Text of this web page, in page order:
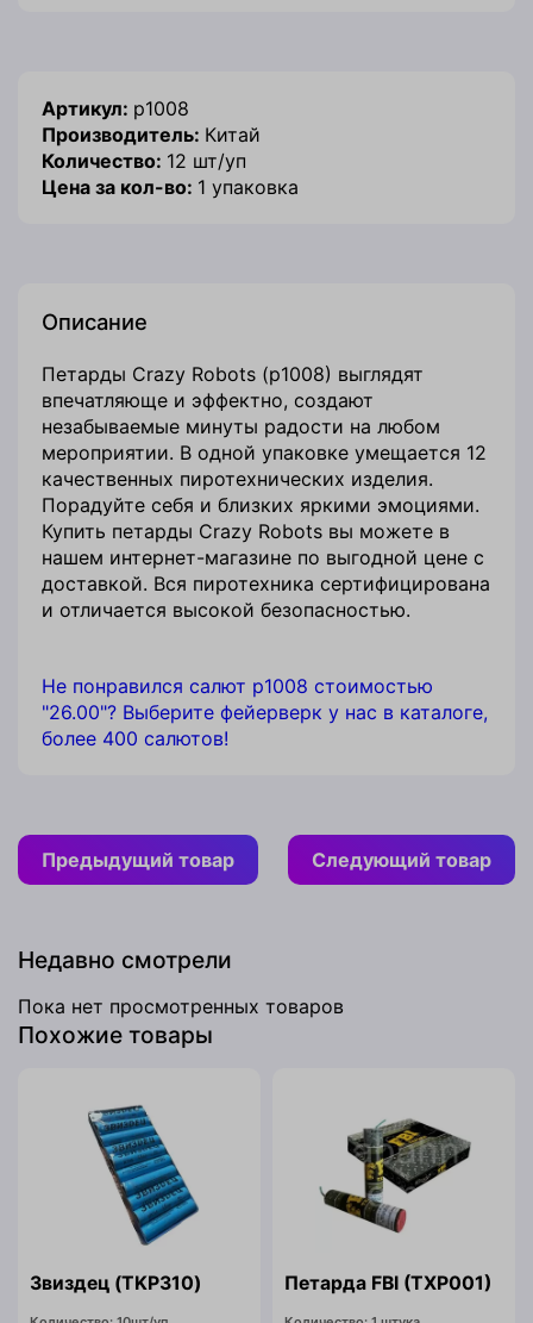
Артикул: p1008
Производитель: Китай
Количество: 12 шт/уп
Цена за кол-во: 1 упаковка
Описание
Петарды Crazy Robots (p1008) выглядят
впечатляюще и эффектно, создают
незабываемые минуты радости на любом
мероприятии. В одной упаковке умещается 12
качественных пиротехнических изделия.
Порадуйте себя и близких яркими эмоциями.
Купить петарды Crazy Robots вы можете в
нашем интернет-магазине по выгодной цене с
доставкой. Вся пиротехника сертифицирована
и отличается высокой безопасностью.
Не понравился салют p1008 стоимостью
"26.00"? Выберите фейерверк у нас в каталоге,
более 400 салютов!
Предыдущий товар Следующий товар
Недавно смотрели
Пока нет просмотренных товаров
Похожие товары
Звиздец (TKP310) Петарда FBI (TXP001)